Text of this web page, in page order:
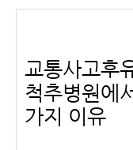
교통사고후
척추병원에
가지 이유